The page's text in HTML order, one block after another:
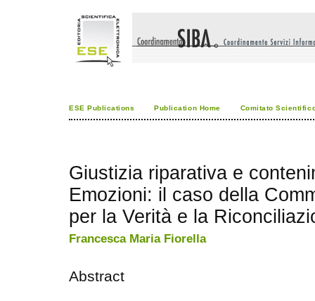
ESE Publications Publication Home Comitato
Giustizia riparativa e
Emozioni: il caso della
per la Verità e la
Francesca Maria Fiorella
Abstract